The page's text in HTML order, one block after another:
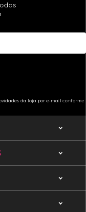
da loja por e-mail conforme